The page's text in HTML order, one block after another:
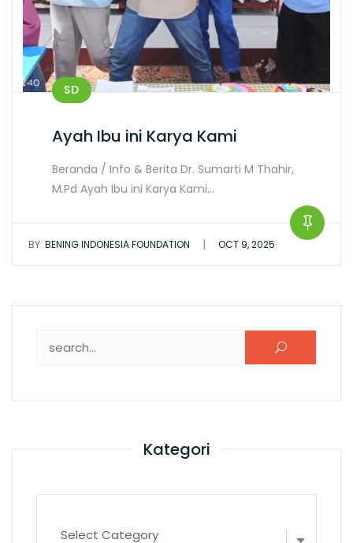
SD
Ayah Ibu ini Karya Kami
Beranda / Info & Berita Dr. Sumarti M Thahir,
M.Pd Ayah Ibu ini Karya Kami…
BY: BENING INDONESIA FOUNDATION | OCT 9, 2025
Kategori